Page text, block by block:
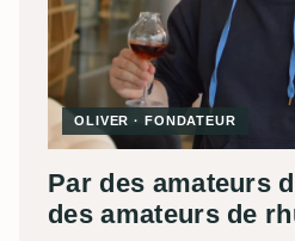
OLIVER · FONDATEUR
Par des amateurs
des amateurs de